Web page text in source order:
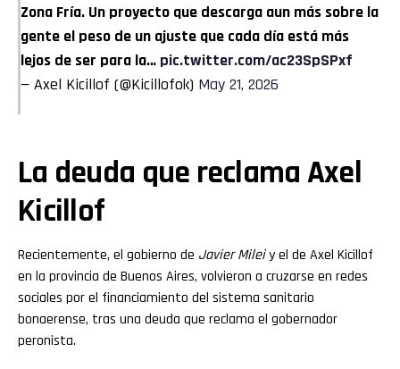
Zona Fría. Un proyecto que descarga aun más sobre la
gente el peso de un ajuste que cada día está más
lejos de ser para la… pic.twitter.com/ac23SpSPxf
— Axel Kicillof (@Kicillofok) May 21, 2026
La deuda que reclama Axel
Kicillof
Recientemente, el gobierno de Javier Mileiy el de Axel Kicillof
en la provincia de Buenos Aires, volvieron a cruzarse en redes
sociales por el financiamiento del sistema sanitario
bonaerense, tras una deuda que reclama el gobernador
peronista.